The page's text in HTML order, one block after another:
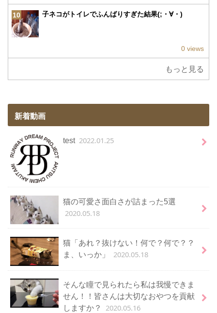
10 子ネコがトイレでふんばりすぎた結果(;・∀・)
0 views
もっと見る
新着動画
test 2022.01.25
猫の可愛さ面白さが詰まった5選
2020.05.18
猫「あれ？抜けない！何で？何で？？
ま、いっか」
2020.05.18
そんな瞳で見られたら私は我慢できま
せん！！皆さんは大切なおやつを貢献
しますか？
2020.05.16